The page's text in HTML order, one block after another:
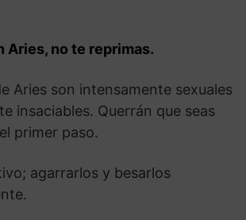
Aries, no te reprimas.
Aries son intensamente sexuales
insaciables. Querrán que seas
primer paso.
agarrarlos y besarlos